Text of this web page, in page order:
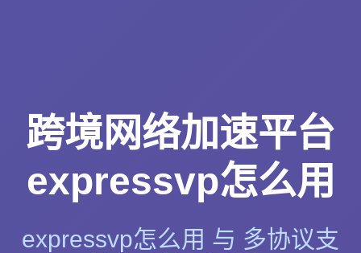
跨境网络加速平台
expressvp怎么用
expressvp怎么用 与 多协议支